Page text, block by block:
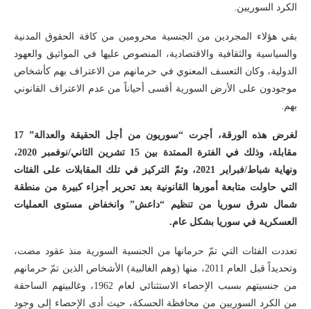
الكرد السوريين.
بقي هؤلاء المجردين من الجنسية محرومين من كافة الحقوق المدنية
والسياسية والثقافية والاقتصادية، المنصوص عليها في المواثيق والعهود
الدولية، وكان التعسف المعنوي في حرمانهم من الاعتراف بهم كأشخاص
موجودون على الأرض السورية أقسى أحياناً من عدم الاعتراف القانوني
بهم.
لغرض هذه الورقة، أجرت “سوريون من أجل الحقيقة والعدالة” 17
مقابلة، وذلك في الفترة الممتدة بين 15 تشرين الثاني/نوفمبر 2020،
ونهاية شباط/فبراير 2021،
وتمّ التركيز في تلك المقابلات على الفئات
التي حاولت متابعة أمورها القانونية بعد تحرير أجزاء كبيرة من منطقة
شمال شرق سوريا من تنظيم “داعش” وانخفاض مستوى العمليات
العسكرية في سوريا بشكل عام.
تعددت الفئات التي تمّ حرمانها من الجنسية السورية منذ عقود مضت،
وتحديداً قبل العام 2011، منها (وهم الغالبية) الأشخاص الذين تمّ حرمانهم
من جنسيتهم بسبب الإحصاء الاستثنائي لعام 1962، وغالبيتهم الساحقة
من الكرد السوريين من محافظة الحسكة، حيث أدى الإحصاء إلى وجود